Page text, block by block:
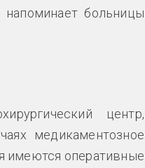
больницы
центр,
медикаментозное
имеются оперативные